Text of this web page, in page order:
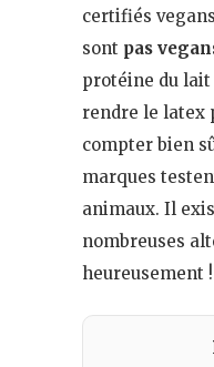
certifiés
sont pas
protéine du
rendre le latex
compter bien
marques
animaux. Il
nombreuses
heureusement !